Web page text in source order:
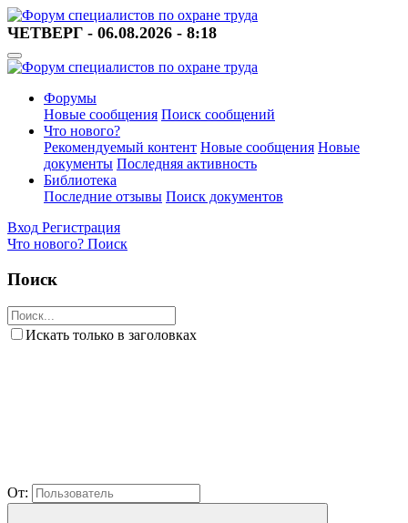
ЧЕТВЕРГ - 06.08.2026 - 8:18
Форумы
Новые сообщения Поиск сообщений
Что нового?
Рекомендуемый контент Новые сообщения Новые
документы Последняя активность
Библиотека
Последние отзывы Поиск документов
Вход Регистрация
Что нового? Поиск
Поиск
Искать только в заголовках
От: